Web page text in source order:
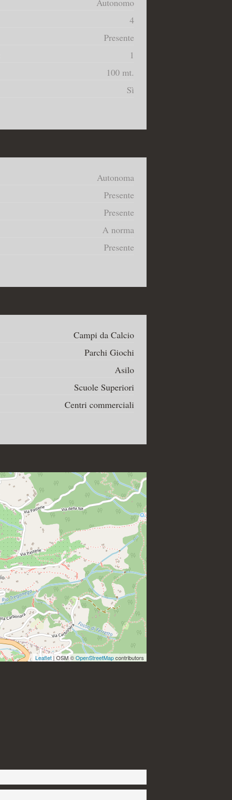
Autonomo
4
Presente
1
100 mt.
Sì
Autonoma
Presente
Presente
A norma
Presente
Campi da Calcio
Parchi Giochi
Asilo
Scuole Superiori
Centri commerciali
Leaflet| OSM ©OpenStreetMapcontributors